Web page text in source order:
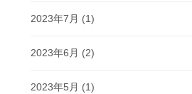
2023年7月 (1)
2023年6月 (2)
2023年5月 (1)